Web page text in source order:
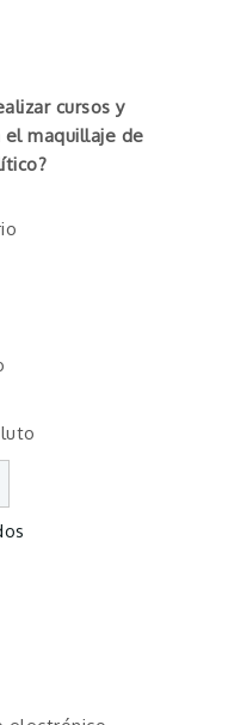
cursos y
maquillaje de